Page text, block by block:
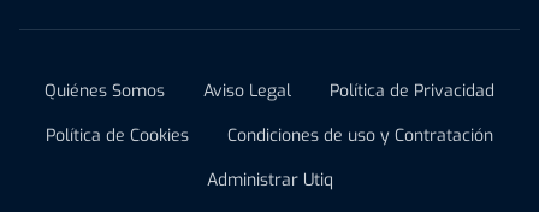
Quiénes Somos Aviso Legal
Política de Privacidad
Política de Cookies
Condiciones de uso y Contratación
Administrar Utiq